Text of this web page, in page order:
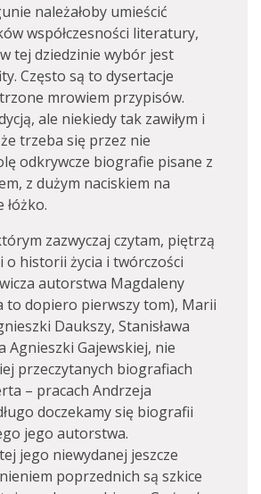
należałoby umieścić
współczesności literatury,
tej dziedzinie wybór jest
Często są to dysertacje
mrowiem przypisów.
ale niekiedy tak zawiłym i
trzeba się przez nie
odkrywcze biografie pisane z
z dużym naciskiem na
łóżko.
zazwyczaj czytam, piętrzą
o historii życia i twórczości
autorstwa Magdaleny
to dopiero pierwszy tom), Marii
Daukszy, Stanisława
Agnieszki Gajewskiej, nie
przeczytanych biografiach
– pracach Andrzeja
doczekamy się biografii
jego autorstwa.
jego niewydanej jeszcze
poprzednich są szkice